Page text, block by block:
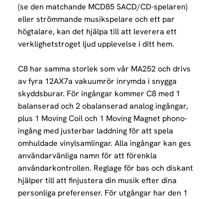
(se den matchande MCD85 SACD/CD-spelaren)
eller strömmande musikspelare och ett par
högtalare, kan det hjälpa till att leverera ett
verklighetstroget ljud upplevelse i ditt hem.
C8 har samma storlek som vår MA252 och drivs
av fyra 12AX7a vakuumrör inrymda i snygga
skyddsburar. För ingångar kommer C8 med 1
balanserad och 2 obalanserad analog ingångar,
plus 1 Moving Coil och 1 Moving Magnet phono-
ingång med justerbar laddning för att spela
omhuldade vinylsamlingar. Alla ingångar kan ges
användarvänliga namn för att förenkla
användarkontrollen. Reglage för bas och diskant
hjälper till att finjustera din musik efter dina
personliga preferenser. För utgångar har den 1